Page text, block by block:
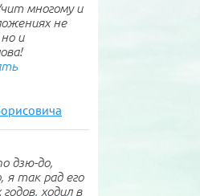
многому и
не
и
дзю-до,
я так рад его
ходил в